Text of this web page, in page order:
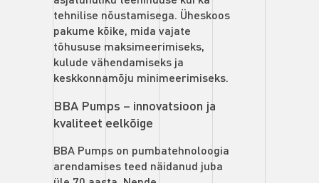
tehnilise nõustamisega. Üheskoos
pakume kõike, mida vajate
tõhususe maksimeerimiseks,
kulude vähendamiseks ja
keskkonnamõju minimeerimiseks.
BBA Pumps – innovatsioon ja
kvaliteet eelkõige
BBA Pumps on pumbatehnoloogia
arendamises teed näidanud juba